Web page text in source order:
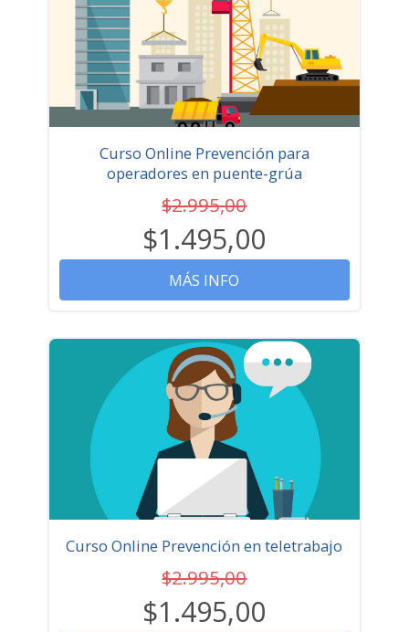
Curso Online Prevención para
operadores en puente-grúa
$2.995,00
$1.495,00
MÁS INFO
Curso Online Prevención en teletrabajo
$2.995,00
$1.495,00